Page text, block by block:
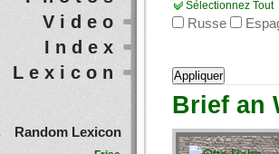
Sélectionnez Tout
Russe
Brief an
Video
Index
Lexicon
Random Lexicon